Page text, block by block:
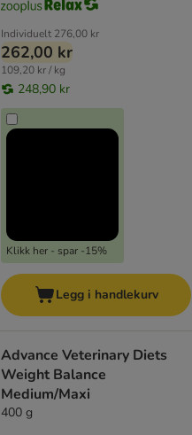
Individuelt 276,00 kr
262,00 kr
109,20 kr / kg
248,90 kr
Klikk her - spar -15%
Legg i handlekurv
Advance Veterinary Diets
Weight Balance
Medium/Maxi
400 g